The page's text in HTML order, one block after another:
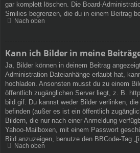
gar komplett löschen. Die Board-
Smilies begrenzen, die du in einem Beitrag
Nach oben
Kann ich Bilder in meine
Ja, Bilder können in deinem Beitrag
Administration Dateianhänge erlaubt hat,
hochladen. Ansonsten musst du zu einem
öffentlich zugänglichen Server liegt, z. B.
bild.gif. Du kannst weder Bilder verlinken,
befinden (außer es ist ein öffentlich
Bildern, die nur nach einer Anmeldung
Yahoo-Mailboxen, mit einem Passwort
Bild anzuzeigen, benutze den BBCode-Tag
Nach oben